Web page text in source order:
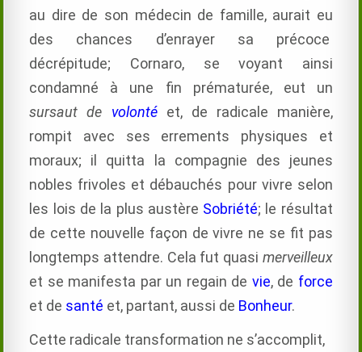
au dire de son médecin de famille, aurait eu
des chances d’enrayer sa précoce
décrépitude; Cornaro, se voyant ainsi
condamné à une fin prématurée, eut un
sursaut de volontéet, de radicale manière,
rompit avec ses errements physiques et
moraux; il quitta la compagnie des jeunes
nobles frivoles et débauchés pour vivre selon
les lois de la plus austère Sobriété; le résultat
de cette nouvelle façon de vivre ne se fit pas
longtemps attendre. Cela fut quasi merveilleux
et se manifesta par un regain de vie, de force
et de santé et, partant, aussi de Bonheur.
Cette radicale transformation ne s’accomplit,